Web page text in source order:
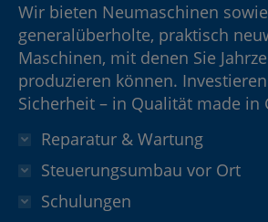
Wir bieten Neumaschinen sowie
generalüberholte, praktisch
Maschinen, mit denen Sie
produzieren können.
Sicherheit – in Qualität made in
Reparatur & Wartung
Steuerungsumbau vor Ort
Schulungen